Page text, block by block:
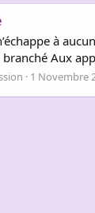
à
Aux
1 Novembre